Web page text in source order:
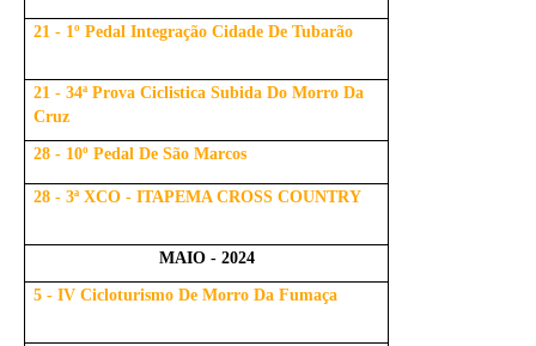
21 - 1º Pedal Integração Cidade De Tubarão
21 - 34ª Prova Ciclistica Subida Do Morro Da
Cruz
28 - 10º Pedal De São Marcos
28 - 3ª XCO - ITAPEMA CROSS COUNTRY
MAIO - 2024
5 - IV Cicloturismo De Morro Da Fumaça